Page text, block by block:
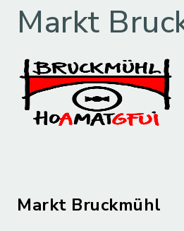
Markt
Markt Bruckmühl